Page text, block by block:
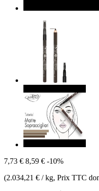
7,73 € 8,59 € -10%
(2.034,21 € / kg, Prix TTC